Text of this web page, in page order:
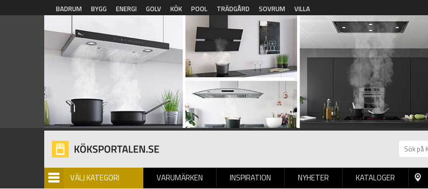
Hoppa till huvudinnehåll
BADRUM BYGG ENERGI GOLV KÖK POOL TRÄDGÅRD SOVRUM VILLA
VÄLJ KATEGORI VARUMÄRKEN INSPIRATION NYHETER
BILDGALLERI KATALOGER